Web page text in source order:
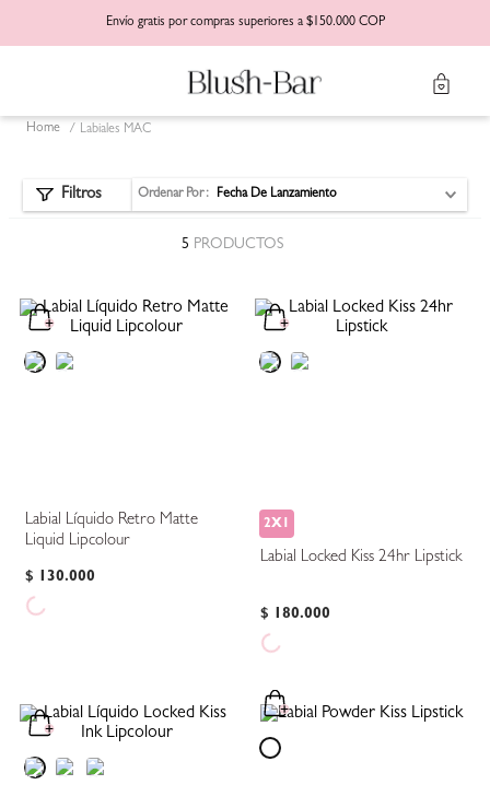
Envío gratis por compras superiores a $150.000 COP
Labiales MAC
Ordenar Por Fecha De Lanzamiento
5 PRODUCTOS
Labial Líquido Retro Matte
Liquid Lipcolour
$ 130.000
2X1
Labial Locked Kiss 24hr Lipstick
$ 180.000